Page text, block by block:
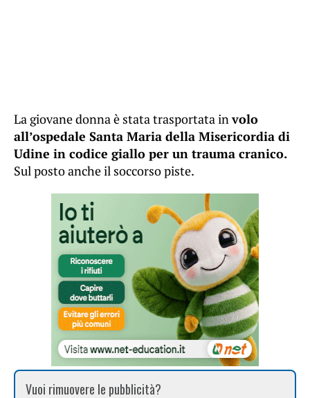
La giovane donna è stata trasportata involo
all’ospedale Santa Maria della Misericordia di
Udine in codice giallo per un trauma cranico.
Sul posto anche il soccorso piste.
Vuoi rimuovere le pubblicità?